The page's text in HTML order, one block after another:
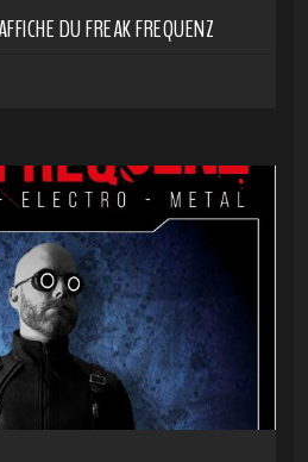
DU FREAK FREQUENZ